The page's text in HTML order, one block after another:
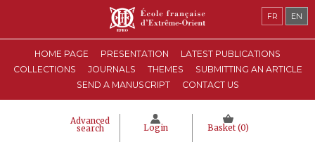
HOME PAGE PRESENTATION
LATEST PUBLICATIONS
COLLECTIONS
JOURNALS THEMES
SUBMITTING AN ARTICLE
SEND A MANUSCRIPT
CONTACT US
Advanced
search Login Basket (0)
FR EN